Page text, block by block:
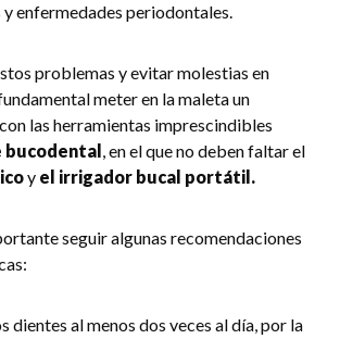
enfermedades periodontales.
problemas y evitar molestias en
meter en la maleta un
las herramientas imprescindibles
bucodental , en el que no deben faltar el
y el irrigador bucal portátil.
seguir algunas recomendaciones
dientes al menos dos veces al día, por la